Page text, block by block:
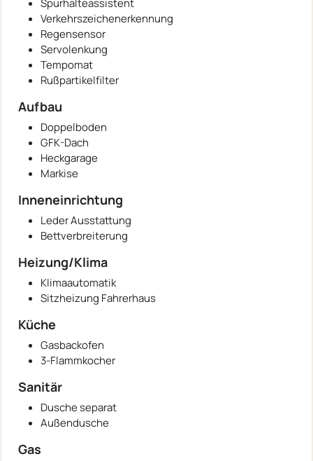
Verkehrszeichenerkennung
Regensensor
Servolenkung
Tempomat
Rußpartikelfilter
Aufbau
Doppelboden
GFK-Dach
Heckgarage
Markise
Inneneinrichtung
Leder Ausstattung
Bettverbreiterung
Heizung/Klima
Klimaautomatik
Sitzheizung Fahrerhaus
Küche
Gasbackofen
3-Flammkocher
Sanitär
Dusche separat
Außendusche
Gas